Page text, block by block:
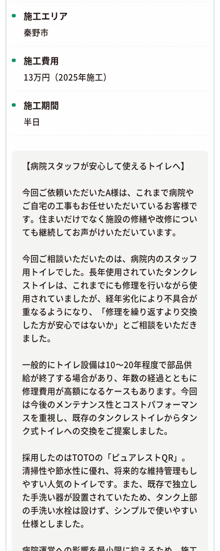
施工エリア
秦野市
施工費用
13万円（2025年施工）
施工期間
半日
【病院スタッフが安心して使えるトイレへ】
今回ご依頼いただいたA様は、これまで病院や
ご自宅の工事もお任せいただいているお客様で
す。住まいだけでなく施設の修繕や改修につい
ても継続してお声がけいただいています。
今回ご相談いただいたのは、病院内のスタッフ
用トイレでした。長年使用されていたタンクレ
ストイレは、これまでにも修理を行いながら使
用されていましたが、経年劣化により不具合が
重なるようになり、「修理を繰り返すより交換
した方が安心ではないか」とご相談をいただき
ました。
一般的にトイレ設備は10〜20年程度で部品供
給が終了する場合があり、年数の経過とともに
修理費用が高額になるケースもあります。今回
は今後のメンテナンス性とコストパフォーマン
スを重視し、既存のタンクレストイレからタン
ク式トイレへの交換をご提案しました。
採用したのはTOTOの「ピュアレストQR」。
清掃性や節水性に優れ、将来的な維持管理もし
やすい人気のトイレです。また、既存で独立し
た手洗い器が設置されていたため、タンク上部
の手洗い水栓は設けず、シンプルで使いやすい
仕様としました。